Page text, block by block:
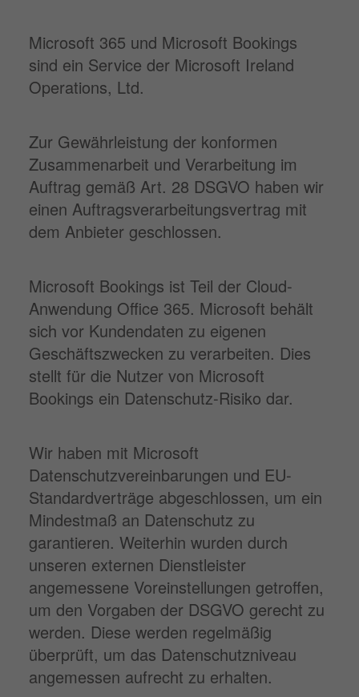
Microsoft 365 und Microsoft Bookings
sind ein Service der Microsoft Ireland
Operations, Ltd.
Zur Gewährleistung der konformen
Zusammenarbeit und Verarbeitung im
Auftrag gemäß Art. 28 DSGVO haben wir
einen Auftragsverarbeitungsvertrag mit
dem Anbieter geschlossen.
Microsoft Bookings ist Teil der Cloud-
Anwendung Office 365. Microsoft behält
sich vor Kundendaten zu eigenen
Geschäftszwecken zu verarbeiten. Dies
stellt für die Nutzer von Microsoft
Bookings ein Datenschutz-Risiko dar.
Wir haben mit Microsoft
Datenschutzvereinbarungen und EU-
Standardverträge abgeschlossen, um ein
Mindestmaß an Datenschutz zu
garantieren. Weiterhin wurden durch
unseren externen Dienstleister
angemessene Voreinstellungen getroffen,
um den Vorgaben der DSGVO gerecht zu
werden. Diese werden regelmäßig
überprüft, um das Datenschutzniveau
angemessen aufrecht zu erhalten.